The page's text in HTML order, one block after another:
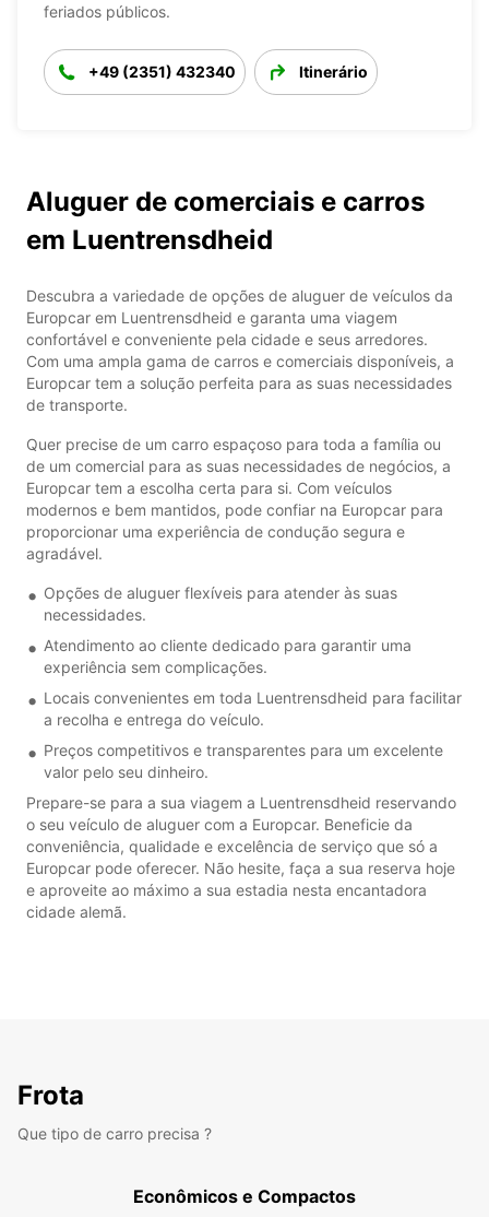
feriados públicos.
+49 (2351) 432340 Itinerário
Aluguer de comerciais e carros
em Luentrensdheid
Descubra a variedade de opções de aluguer de veículos da
Europcar em Luentrensdheid e garanta uma viagem
confortável e conveniente pela cidade e seus arredores.
Com uma ampla gama de carros e comerciais disponíveis, a
Europcar tem a solução perfeita para as suas necessidades
de transporte.
Quer precise de um carro espaçoso para toda a família ou
de um comercial para as suas necessidades de negócios, a
Europcar tem a escolha certa para si. Com veículos
modernos e bem mantidos, pode confiar na Europcar para
proporcionar uma experiência de condução segura e
agradável.
Opções de aluguer flexíveis para atender às suas
necessidades.
Atendimento ao cliente dedicado para garantir uma
experiência sem complicações.
Locais convenientes em toda Luentrensdheid para facilitar
a recolha e entrega do veículo.
Preços competitivos e transparentes para um excelente
valor pelo seu dinheiro.
Prepare-se para a sua viagem a Luentrensdheid reservando
o seu veículo de aluguer com a Europcar. Beneficie da
conveniência, qualidade e excelência de serviço que só a
Europcar pode oferecer. Não hesite, faça a sua reserva hoje
e aproveite ao máximo a sua estadia nesta encantadora
cidade alemã.
Frota
Que tipo de carro precisa ?
Econômicos e Compactos